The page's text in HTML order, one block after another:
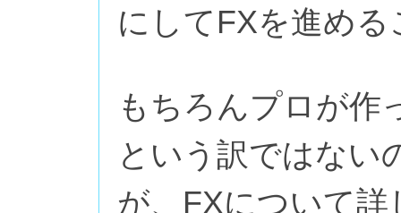
にしてFXを進め
もちろんプロが作
という訳ではない
が、FXについて